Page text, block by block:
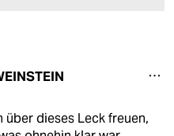
über dieses Leck freuen,